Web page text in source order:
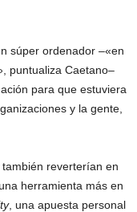
súper ordenador –«en
puntualiza Caetano–
para que estuviera
y la gente,
reverterían en
herramienta más en
, una apuesta personal